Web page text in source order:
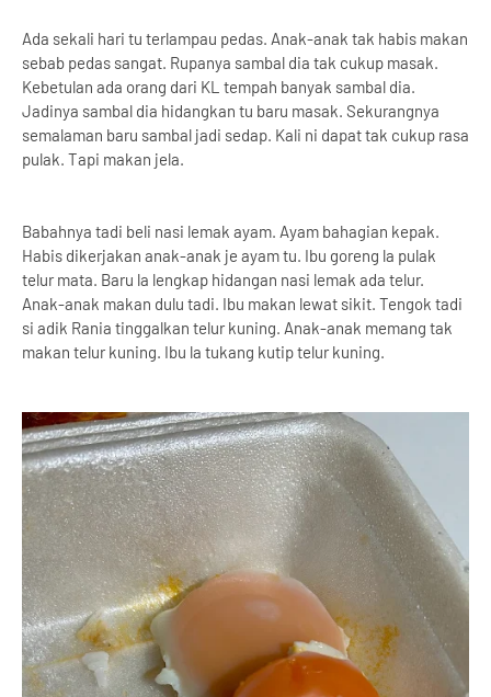
Ada sekali hari tu terlampau pedas. Anak-anak tak habis makan
sebab pedas sangat. Rupanya sambal dia tak cukup masak.
Kebetulan ada orang dari KL tempah banyak sambal dia.
Jadinya sambal dia hidangkan tu baru masak. Sekurangnya
semalaman baru sambal jadi sedap. Kali ni dapat tak cukup rasa
pulak. Tapi makan jela.
Babahnya tadi beli nasi lemak ayam. Ayam bahagian kepak.
Habis dikerjakan anak-anak je ayam tu. Ibu goreng la pulak
telur mata. Baru la lengkap hidangan nasi lemak ada telur.
Anak-anak makan dulu tadi. Ibu makan lewat sikit. Tengok tadi
si adik Rania tinggalkan telur kuning. Anak-anak memang tak
makan telur kuning. Ibu la tukang kutip telur kuning.